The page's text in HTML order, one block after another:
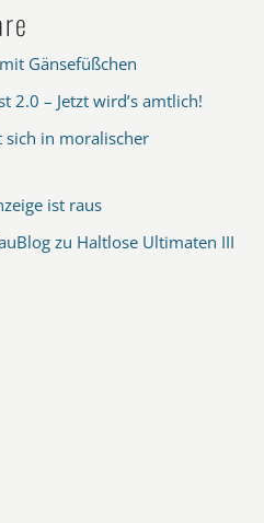
Gänsefüßchen
2.0 – Jetzt wird’s amtlich!
sich in moralischer
ist raus
zu Haltlose Ultimaten III